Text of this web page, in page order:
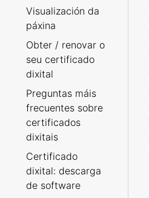
Visualización da
páxina
Obter / renovar o
seu certificado
dixital
Preguntas máis
frecuentes sobre
certificados
dixitais
Certificado
dixital: descarga
de software